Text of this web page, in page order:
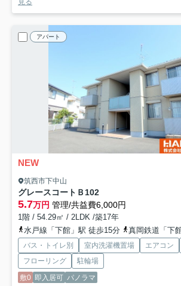
アパート
NEW
筑西市下中山
グレースコートＢ 102
5.7万円 管理/共益費6,000円
1階 / 54.29㎡ / 2LDK /築17年
水戸線「下館」駅 徒歩15分
真岡鉄道「下館
バス・トイレ別 室内洗濯機置場 エアコン
フローリング
駐輪場
敷0 即入居可 パノラマ